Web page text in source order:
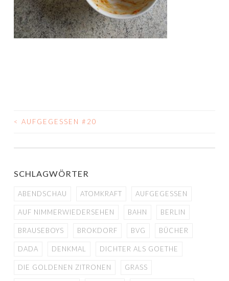
BEITRAGS-
< AUFGEGESSEN #20
SCHLAGWÖRTER
ABENDSCHAU ATOMKRAFT AUFGEGESSEN
AUF NIMMERWIEDERSEHEN BAHN BERLIN
BRAUSEBOYS BROKDORF BVG BÜCHER
DADA DENKMAL DICHTER ALS GOETHE
DIE GOLDENEN ZITRONEN GRASS